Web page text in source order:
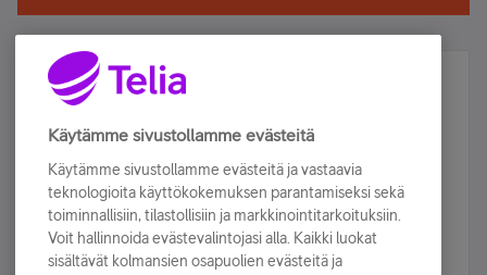
Älä jää paitsi – osallistu ja voita!
Tilaa Telian uutiskirje ja olet mukana arvonnassa.
sähköpostiisi.
Tilaa nyt
Käytämme sivustollamme evästeitä
Käytämme sivustollamme evästeitä ja vastaavia
teknologioita käyttökokemuksen parantamiseksi sekä
toiminnallisiin, tilastollisiin ja markkinointitarkoituksiin.
Voit hallinnoida evästevalintojasi alla. Kaikki luokat
sisältävät kolmansien osapuolien evästeitä ja